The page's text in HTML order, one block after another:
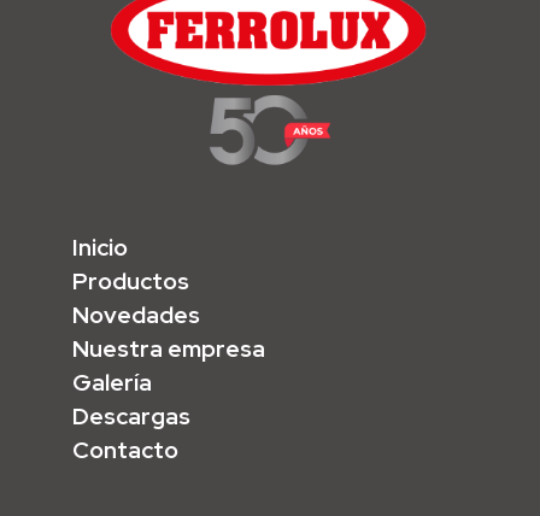
Inicio
Productos
Novedades
Nuestra empresa
Galería
Descargas
Contacto